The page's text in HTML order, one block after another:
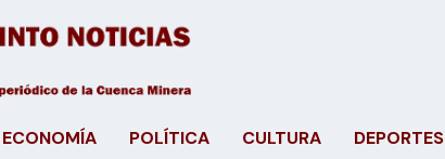
ECONOMÍA POLÍTICA CULTURA DEPORTES